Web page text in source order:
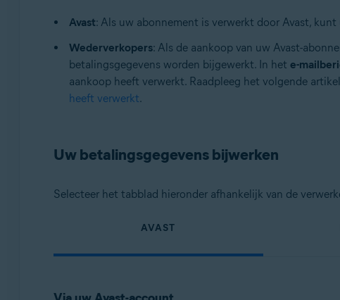
Avast: Als uw abonnement is verwerkt door Avast,
Wederverkopers: Als de aankoop van uw Avast-
betalingsgegevens worden bijgewerkt. In het e-
aankoop heeft verwerkt. Raadpleeg het volgende
heeft verwerkt.
Uw betalingsgegevens bijwerken
Selecteer het tabblad hieronder afhankelijk van de
AVAST